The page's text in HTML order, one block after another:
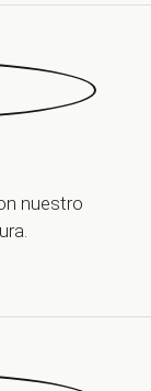
nuestro